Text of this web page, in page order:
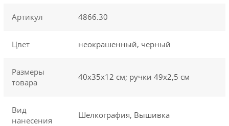
Артикул 4866.30
Цвет неокрашенный, черный
Размеры
товара
40х35x12 см; ручки 49х2,5 см
Вид
нанесения
Шелкография, Вышивка